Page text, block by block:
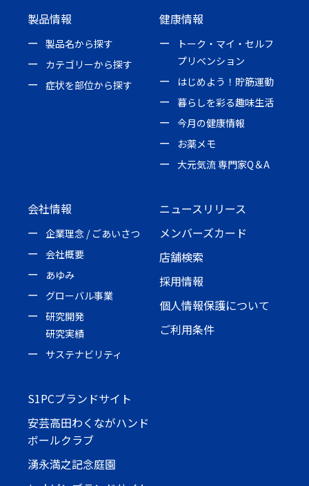
製品情報
製品名から探す
カテゴリーから探す
症状を部位から探す
健康情報
トーク・マイ・セルフ
プリベンション
はじめよう！貯筋運動
暮らしを彩る趣味生活
今月の健康情報
お薬メモ
大元気流 専門家Q＆A
会社情報
企業理念 / ごあいさつ
会社概要
あゆみ
グローバル事業
研究開発
研究実績
サステナビリティ
ニュースリリース
メンバーズカード
店舗検索
採用情報
個人情報保護について
ご利用条件
S1PCブランドサイト
安芸高田わくながハンド
ボールクラブ
湧永満之記念庭園